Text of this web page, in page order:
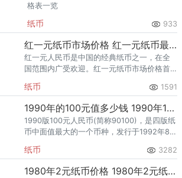
格表一览
纸币 933
红一元纸币市场价格 红一元纸币最近价格
红一元人民币是中国的经典纸币之一，在全
国范围内广受欢迎。红一元纸币市场价格首
切相关。最后，红一元人民币回收价格也与
市场认知度和宣传力度有关。
纸币 1591
1990年的100元值多少钱 1990年100元回收价格
1990版100元人民币(简称90100)，是四版纸
币中面值最大的一个币种，发行于1992年8月
165*77mm，是第四套人民币中发行的第二版
100
纸币 3282
1980年2元纸币价格 1980年2元纸币单张报价3万5